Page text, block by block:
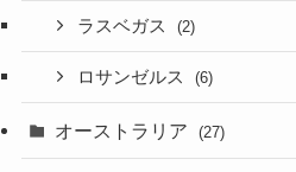
ラスベガス (2)
ロサンゼルス (6)
オーストラリア (27)